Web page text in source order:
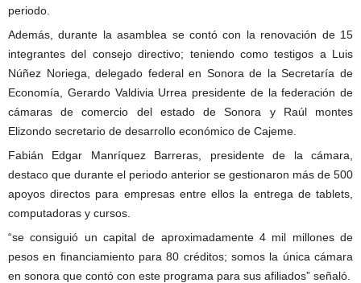
periodo.
Además, durante la asamblea se contó con la renovación de 15
integrantes del consejo directivo; teniendo como testigos a Luis
Núñez Noriega, delegado federal en Sonora de la Secretaría de
Economía, Gerardo Valdivia Urrea presidente de la federación de
cámaras de comercio del estado de Sonora y Raúl montes
Elizondo secretario de desarrollo económico de Cajeme.
Fabián Edgar Manríquez Barreras, presidente de la cámara,
destaco que durante el periodo anterior se gestionaron más de 500
apoyos directos para empresas entre ellos la entrega de tablets,
computadoras y cursos.
“se consiguió un capital de aproximadamente 4 mil millones de
pesos en financiamiento para 80 créditos; somos la única cámara
en sonora que contó con este programa para sus afiliados” señaló.